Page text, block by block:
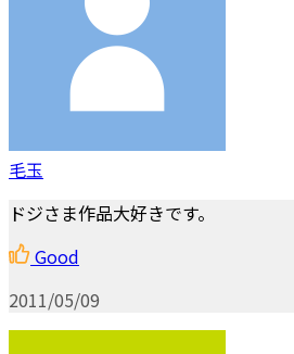
毛玉
ドジさま作品大好きです。
Good
2011/05/09